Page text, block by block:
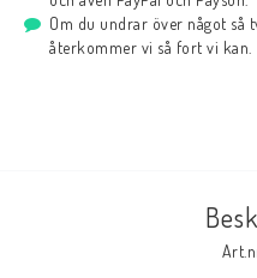
Om du undrar över något så
återkommer vi så fort vi kan.